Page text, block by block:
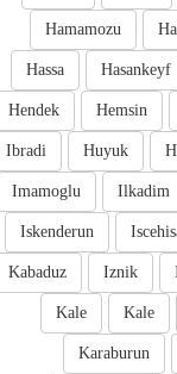
Hamamozu
Hasankeyf
Hassa
Hemsin
Hendek
Huyuk
Ibradi
Ilkadim
Imamoglu
Iskenderun
Iznik
Kabaduz
Kale
Kale
Karaburun